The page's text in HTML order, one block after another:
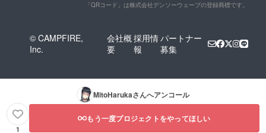
「QRコード」は株式会社デンソーウェーブの登録商標です。
© CAMPFIRE,
Inc.
会社概
要
採用情
報
パートナー
募集
MitoHarukaさんへアンコール
1
もう一度プロジェクトをやってほしい